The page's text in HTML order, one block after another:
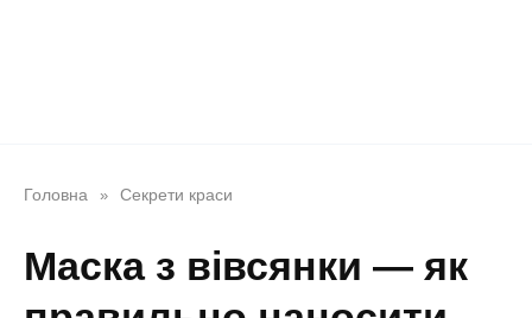
Головна » Секрети краси
Маска з вівсянки — як